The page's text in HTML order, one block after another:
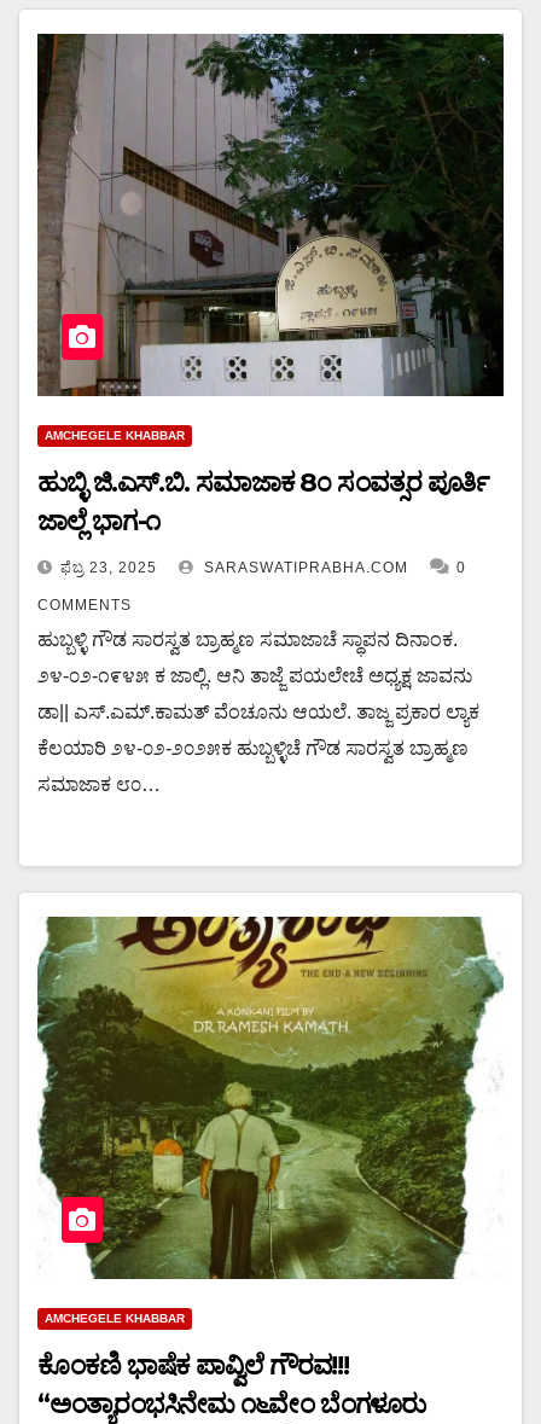
AMCHEGELE KHABBAR
ಹುಬ್ಳಿ ಜಿ.ಎಸ್.ಬಿ. ಸಮಾಜಾಕ 8೦ ಸಂವತ್ಸರ ಪೂರ್ತಿ
ಜಾಲ್ಲೆ ಭಾಗ-೧
ಫೆಬ್ರ 23, 2025 SARASWATIPRABHA.COM 0
COMMENTS
ಹುಬ್ಬಳ್ಳಿ ಗೌಡ ಸಾರಸ್ವತ ಬ್ರಾಹ್ಮಣ ಸಮಾಜಾಚೆ ಸ್ಥಾಪನ ದಿನಾಂಕ.
೨೪-೦೨-೧೯೪೫ ಕ ಜಾಲ್ಲಿ. ಆನಿ ತಾಜ್ಜೆ ಪಯಲೇಚೆ ಅಧ್ಯಕ್ಷ ಜಾವನು
ಡಾ|| ಎಸ್.ಎಮ್.ಕಾಮತ್ ವೆಂಚೂನು ಆಯಲೆ. ತಾಜ್ಜ ಪ್ರಕಾರ ಲ್ಯಾಕ
ಕೆಲಯಾರಿ ೨೪-೦೨-೨೦೨೫ಕ ಹುಬ್ಬಳ್ಳಿಚೆ ಗೌಡ ಸಾರಸ್ವತ ಬ್ರಾಹ್ಮಣ
ಸಮಾಜಾಕ ೮೦…
AMCHEGELE KHABBAR
ಕೊಂಕಣಿ ಭಾಷೆಕ ಪಾವ್ವಿಲೆ ಗೌರವ!!!
“ಅಂತ್ಯಾರಂಭಸಿನೇಮ ೧೬ವೇಂ ಬೆಂಗಳೂರು